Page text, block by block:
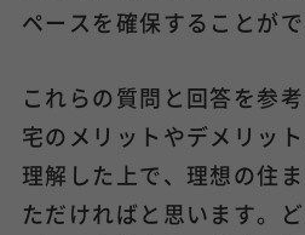
ペースを確保することがで
これらの質問と回答を参
宅のメリットやデメリッ
理解した上で、理想の住
ただければと思います。